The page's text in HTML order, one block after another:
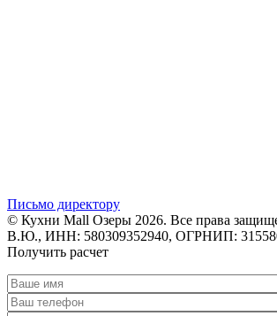
Письмо директору
© Кухни Mall Озеры 2026. Все права
В.Ю., ИНН: 580309352940, ОГРНИП:
Получить расчет